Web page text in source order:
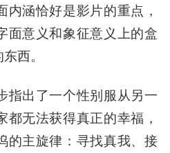
内涵恰好是影片的重点，
面意义和象征意义上的盒
西。
指出了一个性别服从另一
无法获得真正的幸福，
的主旋律：寻找真我、接